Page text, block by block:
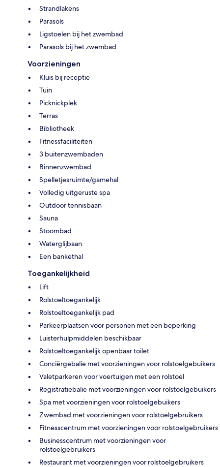
Strandlakens
Parasols
Ligstoelen bij het zwembad
Parasols bij het zwembad
Voorzieningen
Kluis bij receptie
Tuin
Picknickplek
Terras
Bibliotheek
Fitnessfaciliteiten
3 buitenzwembaden
Binnenzwembad
Spelletjesruimte/gamehal
Volledig uitgeruste spa
Outdoor tennisbaan
Sauna
Stoombad
Waterglijbaan
Een bankethal
Toegankelijkheid
Lift
Rolstoeltoegankelijk
Rolstoeltoegankelijk pad
Parkeerplaatsen voor personen met een beperking
Luisterhulpmiddelen beschikbaar
Rolstoeltoegankelijk openbaar toilet
Conciërgebalie met voorzieningen voor rolstoelgebuikers
Valetparkeren voor voertuigen met een rolstoel
Registratiebalie met voorzieningen voor rolstoelgebuikers
Spa met voorzieningen voor rolstoelgebuikers
Zwembad met voorzieningen voor rolstoelgebruikers
Fitnesscentrum met voorzieningen voor rolstoelgebruikers
Businesscentrum met voorzieningen voor
rolstoelgebruikers
Restaurant met voorzieningen voor rolstoelgebruikers